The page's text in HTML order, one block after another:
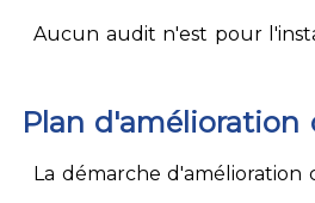
Aucun audit n'est pour
Plan d'amélioration
La démarche